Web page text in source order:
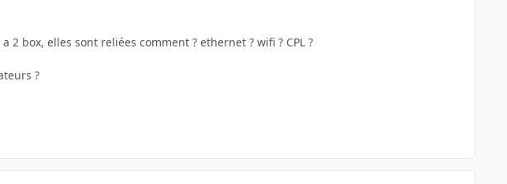
2 box, elles sont reliées comment ? ethernet ? wifi ? CPL ?
?